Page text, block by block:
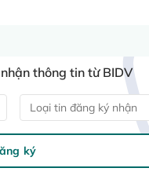
thông tin từ BIDV
Loại tin đăng ký nhận
ký